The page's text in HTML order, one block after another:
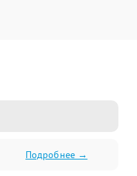
Подробнее →